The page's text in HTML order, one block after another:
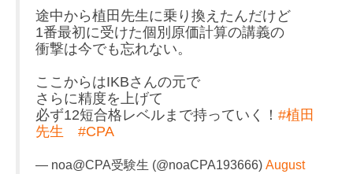
途中から植田先生に乗り換えたんだけど
1番最初に受けた個別原価計算の講義の
衝撃は今でも忘れない。
ここからはIKBさんの元で
さらに精度を上げて
必ず12短合格レベルまで持っていく！ #植田
先生
#CPA
— noa@CPA受験生 (@noaCPA193666) August